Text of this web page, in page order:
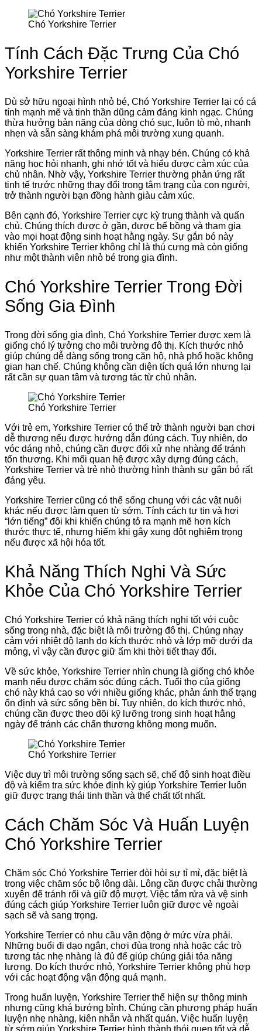
Chó Yorkshire Terrier
Tính Cách Đặc Trưng Của Chó
Yorkshire Terrier
Dù sở hữu ngoại hình nhỏ bé, Chó Yorkshire Terrier lại có cá
tính mạnh mẽ và tinh thần dũng cảm đáng kinh ngạc. Chúng
thừa hưởng bản năng của dòng chó sục, luôn tò mò, nhanh
nhẹn và sẵn sàng khám phá môi trường xung quanh.
Yorkshire Terrier rất thông minh và nhạy bén. Chúng có khả
năng học hỏi nhanh, ghi nhớ tốt và hiểu được cảm xúc của
chủ nhân. Nhờ vậy, Yorkshire Terrier thường phản ứng rất
tinh tế trước những thay đổi trong tâm trạng của con người,
trở thành người bạn đồng hành giàu cảm xúc.
Bên cạnh đó, Yorkshire Terrier cực kỳ trung thành và quấn
chủ. Chúng thích được ở gần, được bế bồng và tham gia
vào mọi hoạt động sinh hoạt hằng ngày. Sự gắn bó này
khiến Yorkshire Terrier không chỉ là thú cưng mà còn giống
như một thành viên nhỏ bé trong gia đình.
Chó Yorkshire Terrier Trong Đời
Sống Gia Đình
Trong đời sống gia đình, Chó Yorkshire Terrier được xem là
giống chó lý tưởng cho môi trường đô thị. Kích thước nhỏ
giúp chúng dễ dàng sống trong căn hộ, nhà phố hoặc không
gian hạn chế. Chúng không cần diện tích quá lớn nhưng lại
rất cần sự quan tâm và tương tác từ chủ nhân.
Chó Yorkshire Terrier
Với trẻ em, Yorkshire Terrier có thể trở thành người bạn chơi
dễ thương nếu được hướng dẫn đúng cách. Tuy nhiên, do
vóc dáng nhỏ, chúng cần được đối xử nhẹ nhàng để tránh
tổn thương. Khi mối quan hệ được xây dựng đúng cách,
Yorkshire Terrier và trẻ nhỏ thường hình thành sự gắn bó rất
đáng yêu.
Yorkshire Terrier cũng có thể sống chung với các vật nuôi
khác nếu được làm quen từ sớm. Tính cách tự tin và hơi
“lớn tiếng” đôi khi khiến chúng tỏ ra mạnh mẽ hơn kích
thước thực tế, nhưng hiếm khi gây xung đột nghiêm trọng
nếu được xã hội hóa tốt.
Khả Năng Thích Nghi Và Sức
Khỏe Của Chó Yorkshire Terrier
Chó Yorkshire Terrier có khả năng thích nghi tốt với cuộc
sống trong nhà, đặc biệt là môi trường đô thị. Chúng nhạy
cảm với nhiệt độ lạnh do kích thước nhỏ và lớp mỡ dưới da
mỏng, vì vậy cần được giữ ấm khi thời tiết thay đổi.
Về sức khỏe, Yorkshire Terrier nhìn chung là giống chó khỏe
mạnh nếu được chăm sóc đúng cách. Tuổi thọ của giống
chó này khá cao so với nhiều giống khác, phản ánh thể trạng
ổn định và sức sống bền bỉ. Tuy nhiên, do kích thước nhỏ,
chúng cần được theo dõi kỹ lưỡng trong sinh hoạt hằng
ngày để tránh các chấn thương không mong muốn.
Chó Yorkshire Terrier
Việc duy trì môi trường sống sạch sẽ, chế độ sinh hoạt điều
độ và kiểm tra sức khỏe định kỳ giúp Yorkshire Terrier luôn
giữ được trạng thái tinh thần và thể chất tốt nhất.
Cách Chăm Sóc Và Huấn Luyện
Chó Yorkshire Terrier
Chăm sóc Chó Yorkshire Terrier đòi hỏi sự tỉ mỉ, đặc biệt là
trong việc chăm sóc bộ lông dài. Lông cần được chải thường
xuyên để tránh rối và giữ độ mượt. Việc tắm rửa và vệ sinh
đúng cách giúp Yorkshire Terrier luôn giữ được vẻ ngoài
sạch sẽ và sang trọng.
Yorkshire Terrier có nhu cầu vận động ở mức vừa phải.
Những buổi đi dạo ngắn, chơi đùa trong nhà hoặc các trò
tương tác nhẹ nhàng là đủ để giúp chúng giải tỏa năng
lượng. Do kích thước nhỏ, Yorkshire Terrier không phù hợp
với các hoạt động vận động quá mạnh.
Trong huấn luyện, Yorkshire Terrier thể hiện sự thông minh
nhưng cũng khá bướng bỉnh. Chúng cần phương pháp huấn
luyện nhẹ nhàng, kiên nhẫn và nhất quán. Việc huấn luyện
từ sớm giúp Yorkshire Terrier hình thành thói quen tốt và dễ